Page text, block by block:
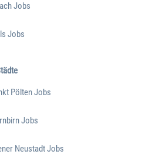
Jobs
Jobs
Pölten Jobs
Jobs
Neustadt Jobs